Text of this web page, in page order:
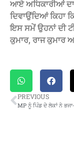
ਆਏ ਅਧਿਕਾਰੀਆਂ
ਦਿਵਾਉਂਦਿਆਂ ਕਿਹਾ
ਇਸ ਸਮੇਂ ਉਹਨਾਂ ਦੀ
ਕੁਮਾਰ, ਰਾਜ ਕੁਮਾਰ
PREVIOUS